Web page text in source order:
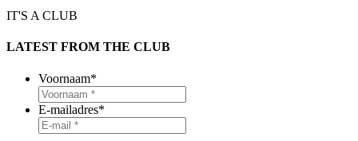
IT'S A CLUB
LATEST FROM THE CLUB
Voornaam*
E-mailadres*